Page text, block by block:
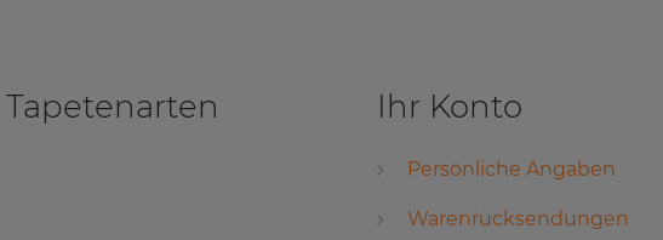
Tapetenarten Ihr Konto
Persönliche Angaben
Warenrücksendungen